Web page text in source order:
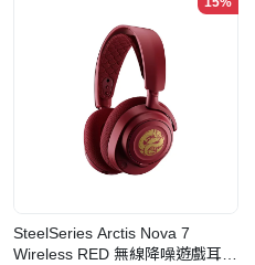
SteelSeries Arctis Nova 7
Wireless RED 無線降噪遊戲耳機